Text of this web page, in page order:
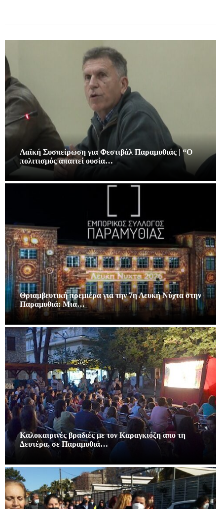
Λαϊκή Συσπείρωση για Φεστιβάλ Παραμυθιάς | “Ο
πολιτισμός απαιτεί ουσία…
Θριαμβευτική πρεμιέρα για την 7η Λευκή Νύχτα στην
Παραμυθιά: Μια…
Καλοκαιρινές βραδιές με τον Καραγκιόζη απο τη
Δευτέρα, σε Παραμυθιά…